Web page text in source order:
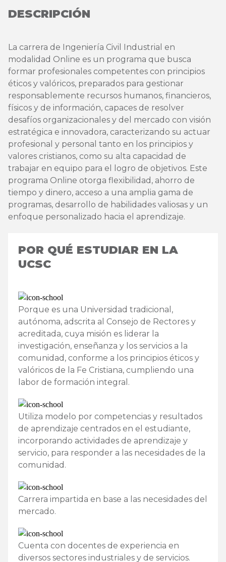
DESCRIPCIÓN
La carrera de Ingeniería Civil Industrial en
modalidad Online es un programa que busca
formar profesionales competentes con principios
éticos y valóricos, preparados para gestionar
responsablemente recursos humanos, financieros,
físicos y de información, capaces de resolver
desafíos organizacionales y del mercado con visión
estratégica e innovadora, caracterizando su actuar
profesional y personal tanto en los principios y
valores cristianos, como su alta capacidad de
trabajar en equipo para el logro de objetivos. Este
programa Online otorga flexibilidad, ahorro de
tiempo y dinero, acceso a una amplia gama de
programas, desarrollo de habilidades valiosas y un
enfoque personalizado hacia el aprendizaje.
POR QUÉ ESTUDIAR EN LA
UCSC
Porque es una Universidad tradicional,
autónoma, adscrita al Consejo de Rectores y
acreditada, cuya misión es liderar la
investigación, enseñanza y los servicios a la
comunidad, conforme a los principios éticos y
valóricos de la Fe Cristiana, cumpliendo una
labor de formación integral.
Utiliza modelo por competencias y resultados
de aprendizaje centrados en el estudiante,
incorporando actividades de aprendizaje y
servicio, para responder a las necesidades de la
comunidad.
Carrera impartida en base a las necesidades del
mercado.
Cuenta con docentes de experiencia en
diversos sectores industriales y de servicios.